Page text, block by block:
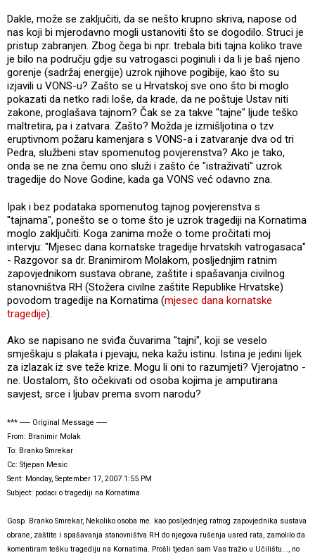
Dakle, može se zaključiti, da se nešto krupno skriva, napose od
nas koji bi mjerodavno mogli ustanoviti što se dogodilo. Struci je
pristup zabranjen. Zbog čega bi npr. trebala biti tajna koliko trave
je bilo na području gdje su vatrogasci poginuli i da li je baš njeno
gorenje (sadržaj energije) uzrok njihove pogibije, kao što su
izjavili u VONS-u? Zašto se u Hrvatskoj sve ono što bi moglo
pokazati da netko radi loše, da krade, da ne poštuje Ustav niti
zakone, proglašava tajnom? Čak se za takve "tajne" ljude teško
maltretira, pa i zatvara. Zašto? Možda je izmišljotina o tzv.
eruptivnom požaru kamenjara s VONS-a i zatvaranje dva od tri
Pedra, službeni stav spomenutog povjerenstva? Ako je tako,
onda se ne zna čemu ono služi i zašto će "istraživati" uzrok
tragedije do Nove Godine, kada ga VONS već odavno zna.
Ipak i bez podataka spomenutog tajnog povjerenstva s
"tajnama", ponešto se o tome što je uzrok tragediji na Kornatima
moglo zaključiti. Koga zanima može o tome pročitati moj
intervju: "Mjesec dana kornatske tragedije hrvatskih vatrogasaca"
- Razgovor sa dr. Branimirom Molakom, posljednjim ratnim
zapovjednikom sustava obrane, zaštite i spašavanja civilnog
stanovništva RH (Stožera civilne zaštite Republike Hrvatske)
povodom tragedije na Kornatima (mjesec dana kornatske
tragedije).
Ako se napisano ne sviđa čuvarima "tajni", koji se veselo
smješkaju s plakata i pjevaju, neka kažu istinu. Istina je jedini lijek
za izlazak iz sve teže krize. Mogu li oni to razumjeti? Vjerojatno -
ne. Uostalom, što očekivati od osoba kojima je amputirana
savjest, srce i ljubav prema svom narodu?
*** ----- Original Message -----
From: Branimir Molak
To: Branko Smrekar
Cc: Stjepan Mesic
Sent: Monday, September 17, 2007 1:55 PM
Subject: podaci o tragediji na Kornatima
Gosp. Branko Smrekar, Nekoliko osoba me. kao posljednjeg ratnog zapovjednika sustava
obrane, zaštite i spašavanja stanovništva RH do njegova rušenja usred rata, zamolilo da
komentiram tešku tragediju na Kornatima. Prošli tjedan sam Vas tražio u Učilištu..., no